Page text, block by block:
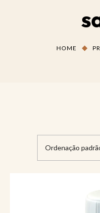
HOME
Ordenação